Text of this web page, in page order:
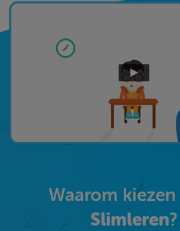
Waarom
Slimleren?